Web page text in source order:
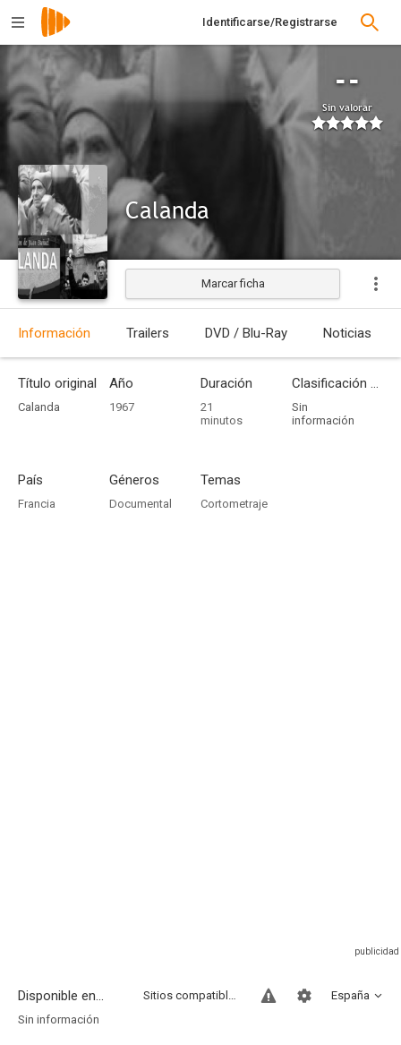
Identificarse/Registrarse
--
Sin valorar
Calanda
Estrenada
Marcar ficha
Información Trailers DVD / Blu-Ray Noticias
Título original
Calanda
Año
1967
Duración
21
minutos
Clasificación por edades
Sin
información
País
Francia
Géneros
Documental
Temas
Cortometraje
Disponible en... España
Sitios compatibles
Sin información